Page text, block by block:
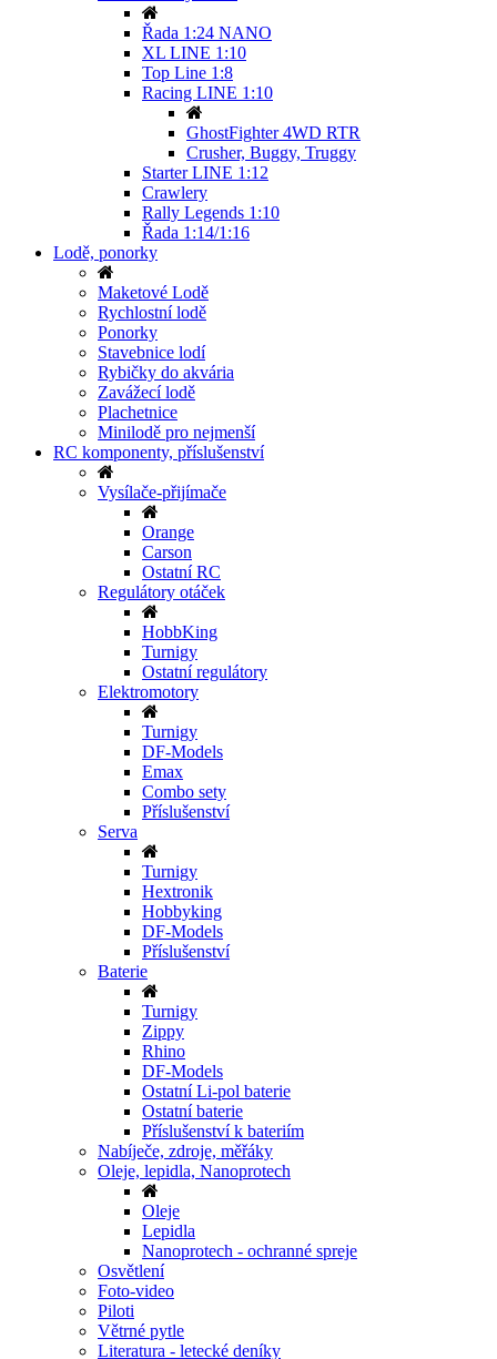
Řada 1:24 NANO
XL LINE 1:10
Top Line 1:8
Racing LINE 1:10
GhostFighter 4WD RTR
Crusher, Buggy, Truggy
Starter LINE 1:12
Crawlery
Rally Legends 1:10
Řada 1:14/1:16
Lodě, ponorky
Maketové Lodě
Rychlostní lodě
Ponorky
Stavebnice lodí
Rybičky do akvária
Zavážecí lodě
Plachetnice
Minilodě pro nejmenší
RC komponenty, příslušenství
Vysílače-přijímače
Orange
Carson
Ostatní RC
Regulátory otáček
HobbKing
Turnigy
Ostatní regulátory
Elektromotory
Turnigy
DF-Models
Emax
Combo sety
Příslušenství
Serva
Turnigy
Hextronik
Hobbyking
DF-Models
Příslušenství
Baterie
Turnigy
Zippy
Rhino
DF-Models
Ostatní Li-pol baterie
Ostatní baterie
Příslušenství k bateriím
Nabíječe, zdroje, měřáky
Oleje, lepidla, Nanoprotech
Oleje
Lepidla
Nanoprotech - ochranné spreje
Osvětlení
Foto-video
Piloti
Větrné pytle
Literatura - letecké deníky